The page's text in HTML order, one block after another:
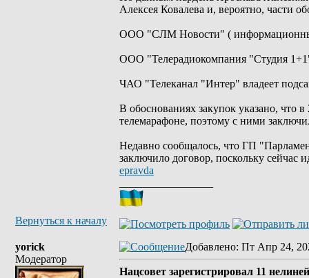
Алексея Ковалева и, вероятно, части
ООО "СЛМ Новости" (
ООО "Телерадиокомпания "Студия
ЧАО "Телеканал "Интер" владеет
В обоснованиях закупок указано, что
телемарафоне, поэтому с ними
Недавно сообщалось, что ГП
заключило договор, поскольку сейчас
epravda
Вернуться к началу
yorick
Модератор
Добавлено: Пт Апр 24,
Нацсовет зарегистрировал 11